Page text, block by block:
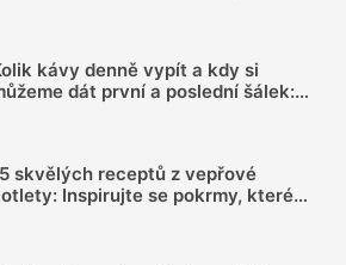
kávy denně vypít a kdy si
dát první a poslední šálek:
skvělých receptů z vepřové
Inspirujte se pokrmy, které